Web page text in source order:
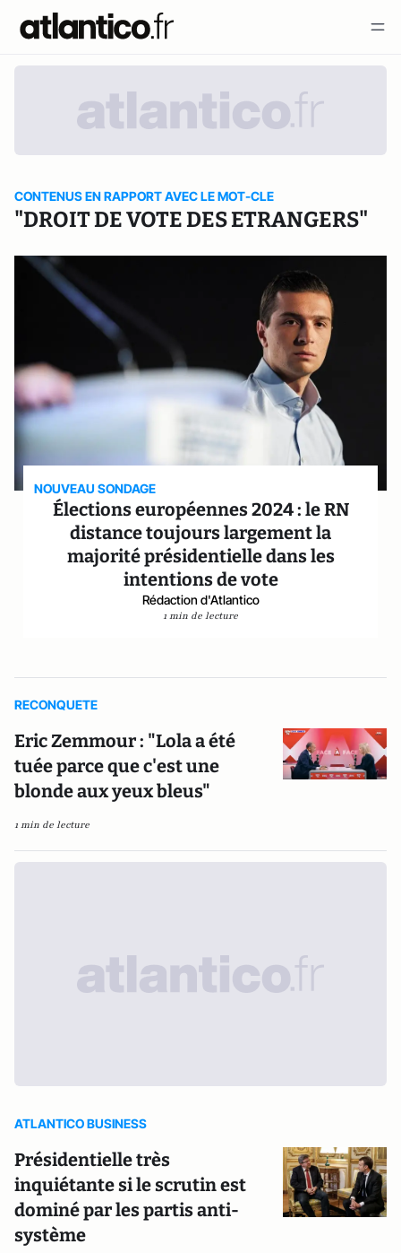
CONTENUS EN RAPPORT AVEC LE MOT-CLE
"DROIT DE VOTE DES ETRANGERS"
NOUVEAU SONDAGE
Élections européennes 2024 : le RN
distance toujours largement la
majorité présidentielle dans les
intentions de vote
Rédaction d'Atlantico
1 min de lecture
RECONQUETE
Eric Zemmour : "Lola a été
tuée parce que c'est une
blonde aux yeux bleus"
1 min de lecture
ATLANTICO BUSINESS
Présidentielle très
inquiétante si le scrutin est
dominé par les partis anti-
système